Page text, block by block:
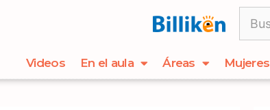
Videos En el aula Áreas Mujeres